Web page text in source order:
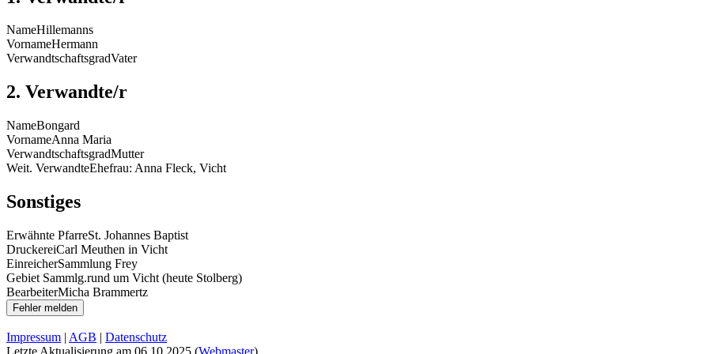
NameHillemanns
VornameHermann
VerwandtschaftsgradVater
2. Verwandte/r
NameBongard
VornameAnna Maria
VerwandtschaftsgradMutter
Weit. VerwandteEhefrau: Anna Fleck, Vicht
Sonstiges
Erwähnte PfarreSt. Johannes Baptist
DruckereiCarl Meuthen in Vicht
EinreicherSammlung Frey
Gebiet Sammlg.rund um Vicht (heute Stolberg)
BearbeiterMicha Brammertz
Impressum | AGB | Datenschutz
Letzte Aktualisierung am 06.10.2025 (Webmaster)